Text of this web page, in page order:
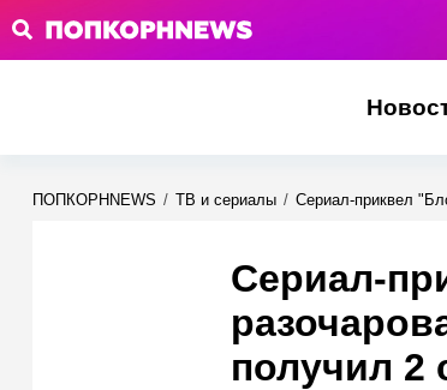
ПОПКОРНNEWS / ТВ и сериалы / Сериал-приквел
Сериал-
получил 2